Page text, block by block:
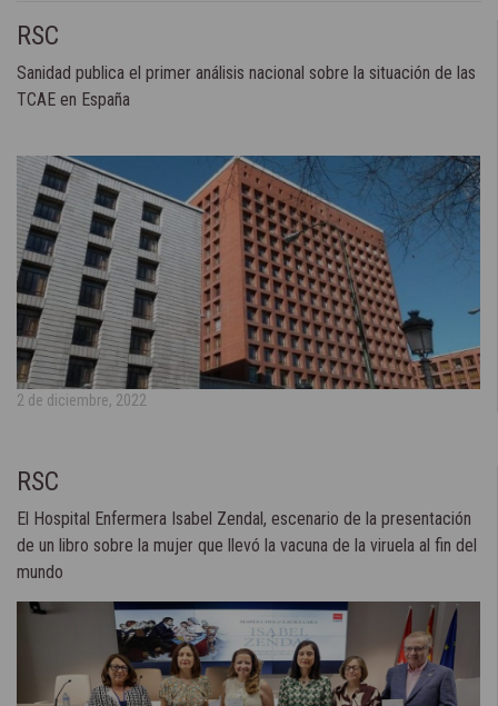
RSC
Sanidad publica el primer análisis nacional sobre la situación de las
TCAE en España
2 de diciembre, 2022
RSC
El Hospital Enfermera Isabel Zendal, escenario de la presentación
de un libro sobre la mujer que llevó la vacuna de la viruela al fin del
mundo